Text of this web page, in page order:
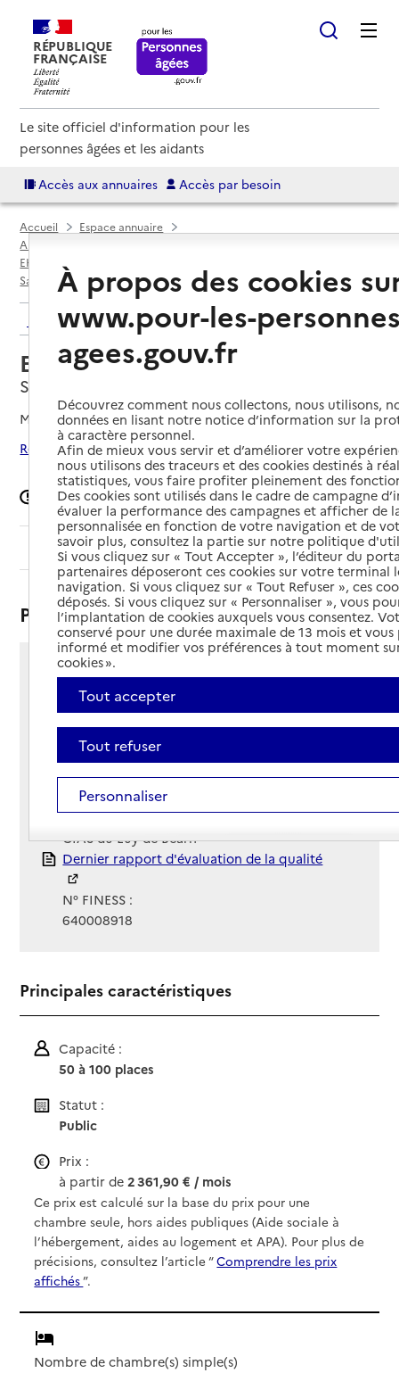
RÉPUBLIQUE
FRANÇAISE
Le site officiel d'information pour les
personnes âgées et les aidants
Accès aux annuaires Accès par besoin
Accueil
Espace annuaire
Annuaire EHPAD et maisons de retraite
EHPAD par département
Sauvagnon
EHPAD Luy de Béarn
Retour aux résultats de l'annuaire
EHPAD Luy de Béarn
Sauvagnon, PYRENEES-ATLANTIQUES
Mis à jour le04/03/2026
Rechercher les établissements autour de Sauvagnon
Signaler une erreur
Sommaire
Présentation
17 rue du Béarn
64230 - Sauvagnon
Voir itinéraire
05 59 12 65 65
Contact
Contact
Site Internet
Site internet non renseigné
Gestionnaire :
CIAS du Luy de Bearn
Rapport HAS
Dernier rapport d'évaluation de la qualité
N° FINESS :
640008918
Principales caractéristiques
Capacité :
50 à 100 places
Statut :
Public
Prix :
à partir de2 361,90 € / mois
Ce prix est calculé sur la base du prix pour une
chambre seule, hors aides publiques (Aide sociale à
l’hébergement, aides au logement et APA). Pour plus de
précisions, consultez l’article “Comprendre les prix
affichés”.
Nombre de chambre(s) simple(s)
À propos des cookies
www.pour-les-
agees.gouv.fr
Découvrez comment nous collectons, nous utilisons,
données en lisant notre notice d’information sur la
à caractère personnel.
Afin de mieux vous servir et d’améliorer votre
nous utilisons des traceurs et des cookies destinés à
statistiques, vous faire profiter pleinement des
Des cookies sont utilisés dans le cadre de campagne
évaluer la performance des campagnes et afficher de
personnalisée en fonction de votre navigation et de
savoir plus, consultez la partie sur notre politique
Si vous cliquez sur « Tout Accepter », l’éditeur du
partenaires déposeront ces cookies sur votre terminal
navigation. Si vous cliquez sur « Tout Refuser », ces
déposés. Si vous cliquez sur « Personnaliser », vous
l’implantation de cookies auxquels vous consentez.
conservé pour une durée maximale de 13 mois et
informé et modifier vos préférences à tout moment
cookies ».
Tout accepter
Tout refuser
Personnaliser